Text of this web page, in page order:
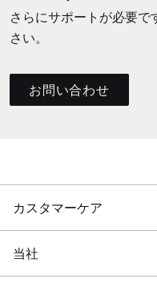
さらにサポートが必要
さい。
お問い合わせ
カスタマーケア
当社